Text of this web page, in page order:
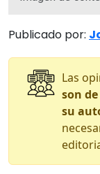
Publicado por:
Las
son
su